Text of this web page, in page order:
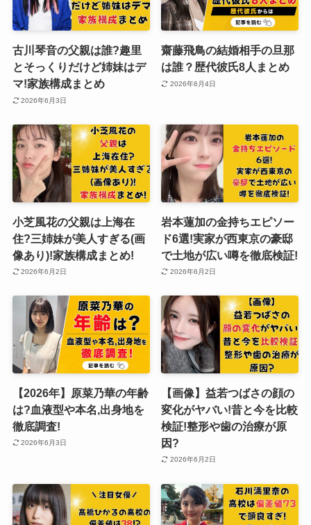
古川琴音の父親は誰?趣里
とそっくりだけど姉妹はデ
マ!家族構成まとめ
2026年6月3日
齋藤飛鳥の結婚相手の旦那
は誰？歴代彼氏8人まとめ
2026年6月4日
小芝風花の父親は上海在
住?三姉妹が美人すぎる(画
像あり)!家族構成まとめ!
2026年6月2日
岩本蓮加の金持ちエピソー
ド6選!実家が西東京の豪邸
で土地が広い噂を徹底検証!
2026年6月2日
【2026年】原菜乃華の年齢
は?血液型や本名,出身地を
徹底調査!
2026年6月3日
【画像】益若つばさの顔の
変化がヤバい!昔と今を比較
検証!整形や歯の治療が原
因?
2026年6月2日